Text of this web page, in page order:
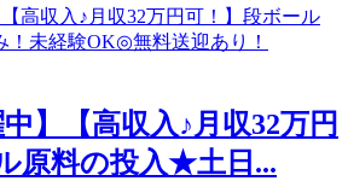
中】【高収入♪月収32万円
原料の投入★土日...